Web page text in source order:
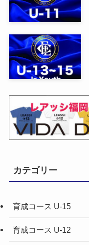
カテゴリー
育成コース U-15
育成コース U-12